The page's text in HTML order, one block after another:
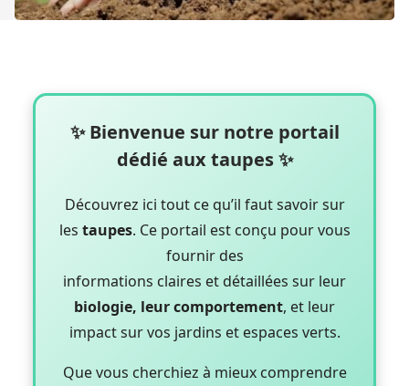
✨Bienvenue sur notre portail
dédié aux taupes✨
Découvrez ici tout ce qu’il faut savoir sur
les taupes. Ce portail est conçu pour vous
fournir des
informations claires et détaillées sur leur
biologie, leur comportement, et leur
impact sur vos jardins et espaces verts.
Que vous cherchiez à mieux comprendre